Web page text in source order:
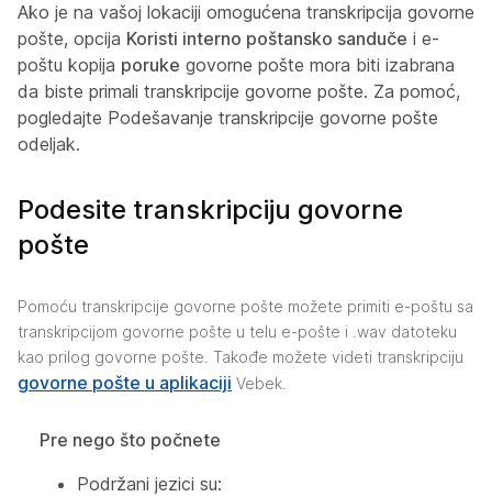
Ako je na vašoj lokaciji omogućena transkripcija govorne
pošte, opcija Koristi interno poštansko sanduče i e-
poštu kopija poruke govorne pošte mora biti izabrana
da biste primali transkripcije govorne pošte. Za pomoć,
pogledajte Podešavanje transkripcije govorne pošte
odeljak.
Podesite transkripciju govorne
pošte
Pomoću transkripcije govorne pošte možete primiti e-poštu sa
transkripcijom govorne pošte u telu e-pošte i .wav datoteku
kao prilog govorne pošte. Takođe možete videti transkripciju
govorne pošte u aplikaciji Vebek.
Pre nego što počnete
Podržani jezici su: